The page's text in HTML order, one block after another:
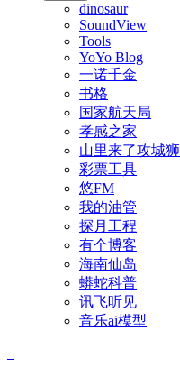
dinosaur
SoundView
Tools
YoYo Blog
一诺千金
书格
国家航天局
孝感之家
山里来了攻城狮
彩票工具
悠FM
我的油管
探月工程
有个博客
海南仙岛
蟒蛇科普
讯飞听见
音乐ai模型